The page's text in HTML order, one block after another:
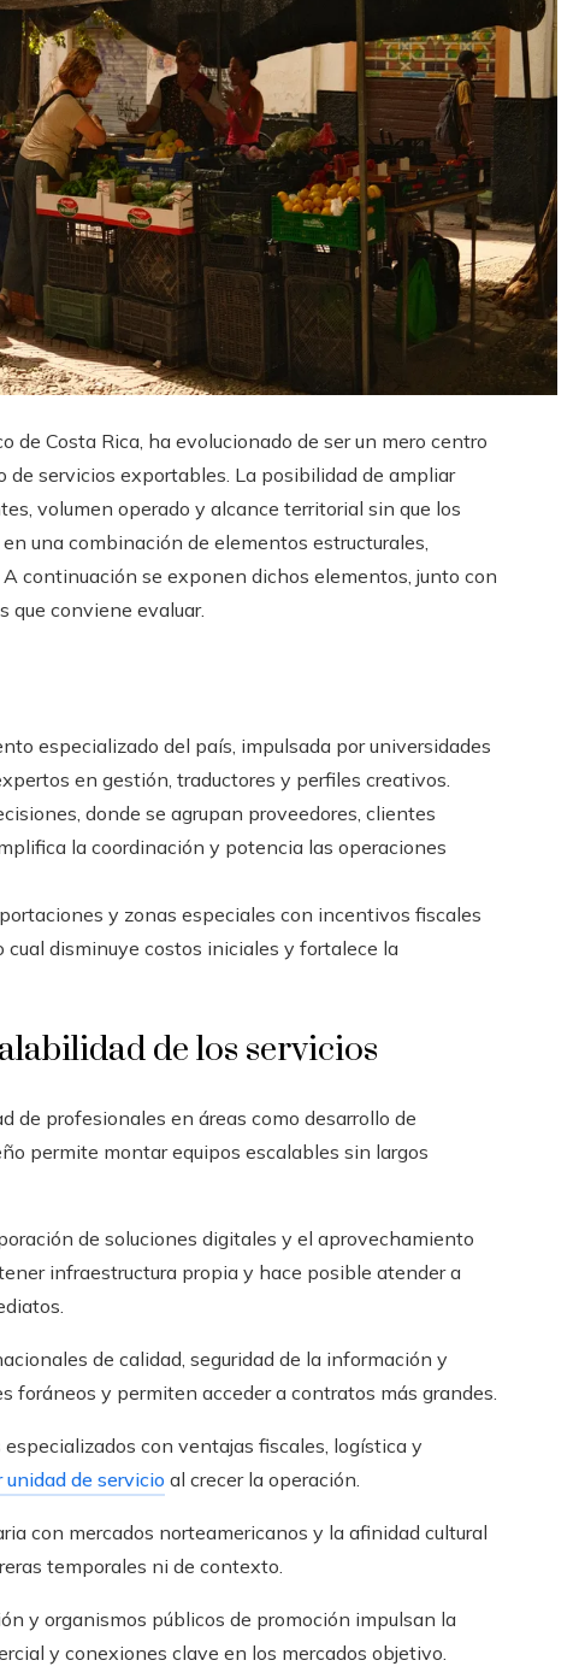
de Costa Rica, ha evolucionado de ser un mero centro
servicios exportables. La posibilidad de ampliar
volumen operado y alcance territorial sin que los
una combinación de elementos estructurales,
continuación se exponen dichos elementos, junto con
que conviene evaluar.
especializado del país, impulsada por universidades
en gestión, traductores y perfiles creativos.
donde se agrupan proveedores, clientes
la coordinación y potencia las operaciones
y zonas especiales con incentivos fiscales
disminuye costos iniciales y fortalece la
de los servicios
de profesionales en áreas como desarrollo de
permite montar equipos escalables sin largos
de soluciones digitales y el aprovechamiento
infraestructura propia y hace posible atender a
de calidad, seguridad de la información y
foráneos y permiten acceder a contratos más grandes.
especializados con ventajas fiscales, logística y
de servicio al crecer la operación.
con mercados norteamericanos y la afinidad cultural
temporales ni de contexto.
y organismos públicos de promoción impulsan la
y conexiones clave en los mercados objetivo.